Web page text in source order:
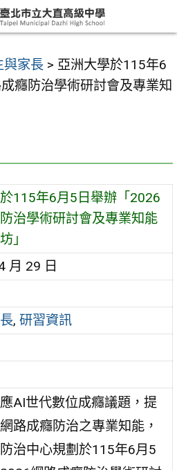
與家長 > 亞洲大學於115年6
癮防治學術研討會及專業知
115年6月5日舉辦「2026
治學術研討會及專業知能
」
月 29 日
,研習資訊
AI世代數位成癮議題，提
路成癮防治之專業知能，
治中心規劃於115年6月5